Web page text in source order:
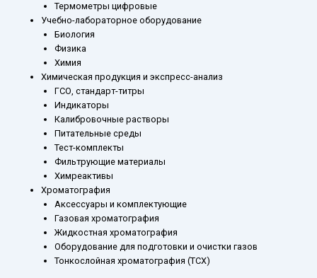
Термометры цифровые
Учебно-лабораторное оборудование
Биология
Физика
Химия
Химическая продукция и экспресс-анализ
ГСО, стандарт-титры
Индикаторы
Калибровочные растворы
Питательные среды
Тест-комплекты
Фильтрующие материалы
Химреактивы
Хроматография
Аксессуары и комплектующие
Газовая хроматография
Жидкостная хроматография
Оборудование для подготовки и очистки газов
Тонкослойная хроматография (ТСХ)